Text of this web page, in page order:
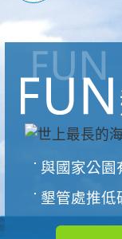
與國家公園
墾管處推低